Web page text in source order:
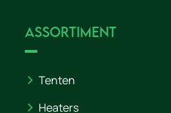
Assortiment
Tenten
Heaters